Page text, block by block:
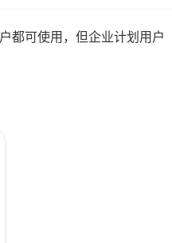
都可使用，但企业计划用户